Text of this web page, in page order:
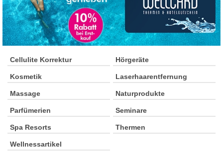
Cellulite Korrektur Hörgeräte
Kosmetik Laserhaarentfernung
Massage Naturprodukte
Parfümerien Seminare
Spa Resorts Thermen
Wellnessartikel